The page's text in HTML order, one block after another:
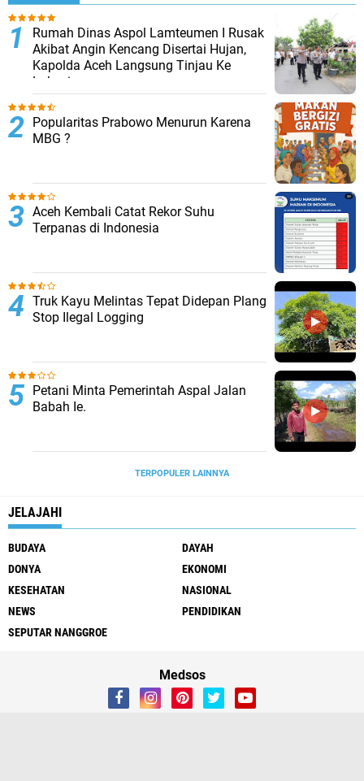
Rumah Dinas Aspol Lamteumen I Rusak
Akibat Angin Kencang Disertai Hujan,
Kapolda Aceh Langsung Tinjau Ke
Lokasi
Popularitas Prabowo Menurun Karena
MBG ?
Aceh Kembali Catat Rekor Suhu
Terpanas di Indonesia
Truk Kayu Melintas Tepat Didepan Plang
Stop Ilegal Logging
Petani Minta Pemerintah Aspal Jalan
Babah Ie.
TERPOPULER LAINNYA
JELAJAHI
BUDAYA
DAYAH
DONYA
EKONOMI
KESEHATAN
NASIONAL
NEWS
PENDIDIKAN
SEPUTAR NANGGROE
Medsos